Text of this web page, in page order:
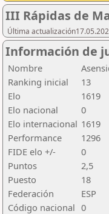
III Rápidas de
Última
Información de
Nombre
Ranking inicial
13
Elo
1619
Elo nacional
0
Elo internacional 1619
Performance
1296
FIDE elo +/-
0
Puntos
2,5
Puesto
18
Federación
ESP
Código nacional 0